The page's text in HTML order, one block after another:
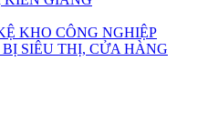
KHO CÔNG NGHIỆP
SIÊU THỊ, CỬA HÀNG